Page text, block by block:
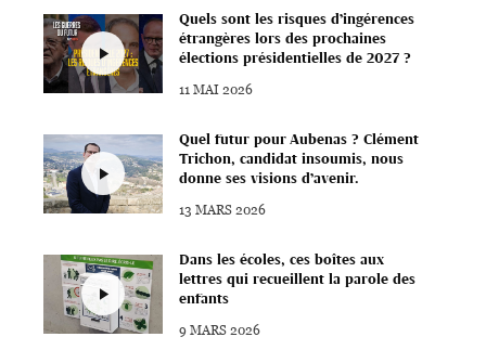
Quels sont les risques d’ingérences
étrangères lors des prochaines
élections présidentielles de 2027 ?
11 MAI 2026
Quel futur pour Aubenas ? Clément
Trichon, candidat insoumis, nous
donne ses visions d’avenir.
13 MARS 2026
Dans les écoles, ces boîtes aux
lettres qui recueillent la parole des
enfants
9 MARS 2026